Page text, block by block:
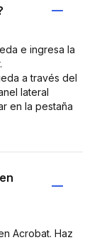
e ingresa la
a través del
lateral
en la pestaña
Acrobat. Haz